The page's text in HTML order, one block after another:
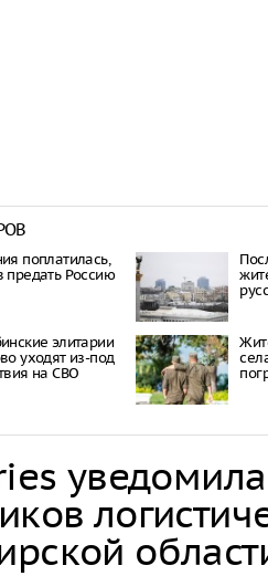
поплатилась,
предать Россию
элитарии
уходят из-под
на СВО